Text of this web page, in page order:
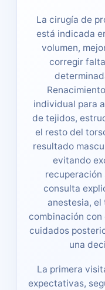
La cirugía de
está indicada
volumen,
corregir
individual para
de tejidos,
el resto del
resultado
evitando
recuperación
consulta
anestesia, el
combinación
cuidados
una
La primera
expectativas,